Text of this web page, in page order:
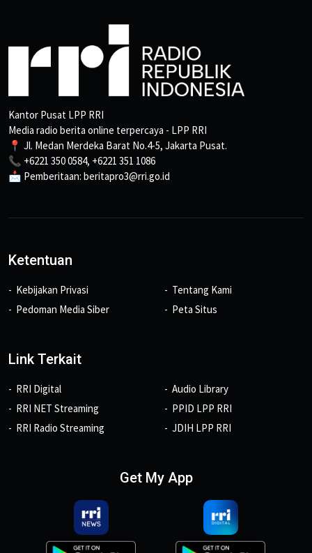
Kantor Pusat LPP RRI
Media radio berita online terpercaya - LPP RRI
📍 Jl. Medan Merdeka Barat No.4-5, Jakarta Pusat.
📞 +6221 350 0584, +6221 351 1086
📩 Pemberitaan: beritapro3@rri.go.id
Ketentuan
Kebijakan Privasi
Pedoman Media Siber
Tentang Kami
Peta Situs
Link Terkait
RRI Digital
RRI NET Streaming
RRI Radio Streaming
Audio Library
PPID LPP RRI
JDIH LPP RRI
Get My App